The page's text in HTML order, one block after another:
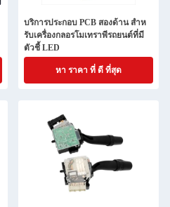
บริการประกอบ PCB สองด้าน สําห
รับเครื่องกลอรโมเทราพีรถยนต์ที่มี
ตัวชี้ LED
หา ราคา ที่ ดี ที่สุด